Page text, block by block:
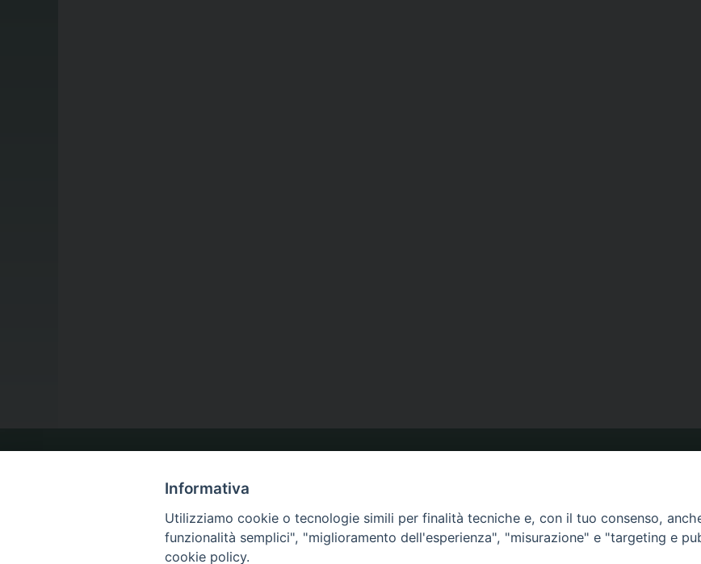
LA NOSTRA DIOCESI
IL VESCOVO
CALENDARIO PASTORALE
Informativa
Utilizziamo cookie o tecnologie simili per finalità tecniche e, con il tuo consenso,
funzionalità semplici", "miglioramento dell'esperienza", "misurazione" e "targeting e
cookie policy.